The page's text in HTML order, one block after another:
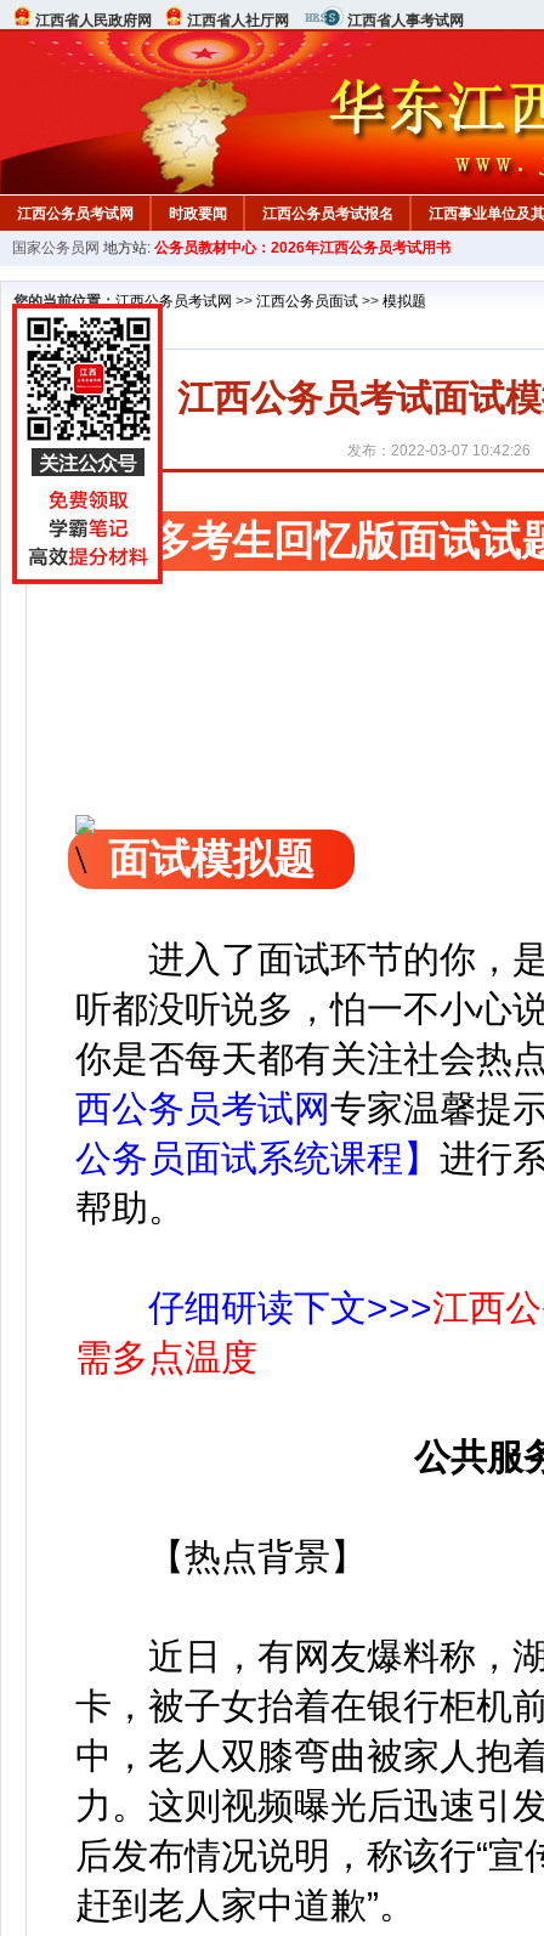
江西省人民政府网 江西省人社厅网 江西省人事考试网
江西公务员考试网 时政要闻 江西公务员考试报名 江西事业单位及
行测真题 在线咨询 教材中心
国家公务员网 地方站: 公务员教材中心：2026年江西公务员考试用书
您的当前位置：江西公务员考试网 >> 江西公务员面试 >> 模拟题
江西公务员考试面试
发布：2022-03-07 10:42:26
更多考生回忆版面试试
面试模拟题
进入了面试环节的你，
听都没听说多，怕一不小心
你是否每天都有关注社会热
西公务员考试网专家温馨提
公务员面试系统课程】 进行
帮助。
仔细研读下文>>>江西
需多点温度
公共服
【热点背景】
近日，有网友爆料称，湖
卡，被子女抬着在银行柜机
中，老人双膝弯曲被家人抱
力。这则视频曝光后迅速引
后发布情况说明，称该行“宣
赶到老人家中道歉”。